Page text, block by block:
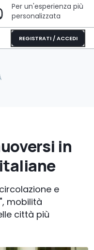
Per un'esperienza più
personalizzata
REGISTRATI / ACCEDI
in
e
mobilità
città più